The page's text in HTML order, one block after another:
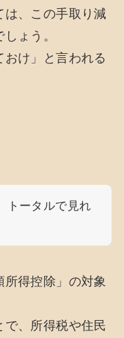
は、この手取り減
ょう。
け」と言われる
トータルで見れ
所得控除」の対象
、所得税や住民